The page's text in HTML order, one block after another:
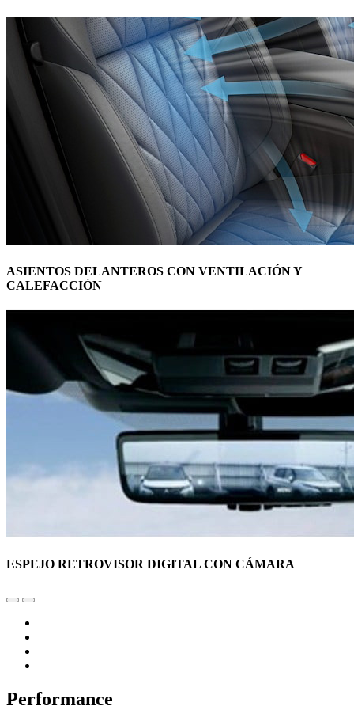
ASIENTOS DELANTEROS CON VENTILACIÓN Y
CALEFACCIÓN
ESPEJO RETROVISOR DIGITAL CON CÁMARA
Performance